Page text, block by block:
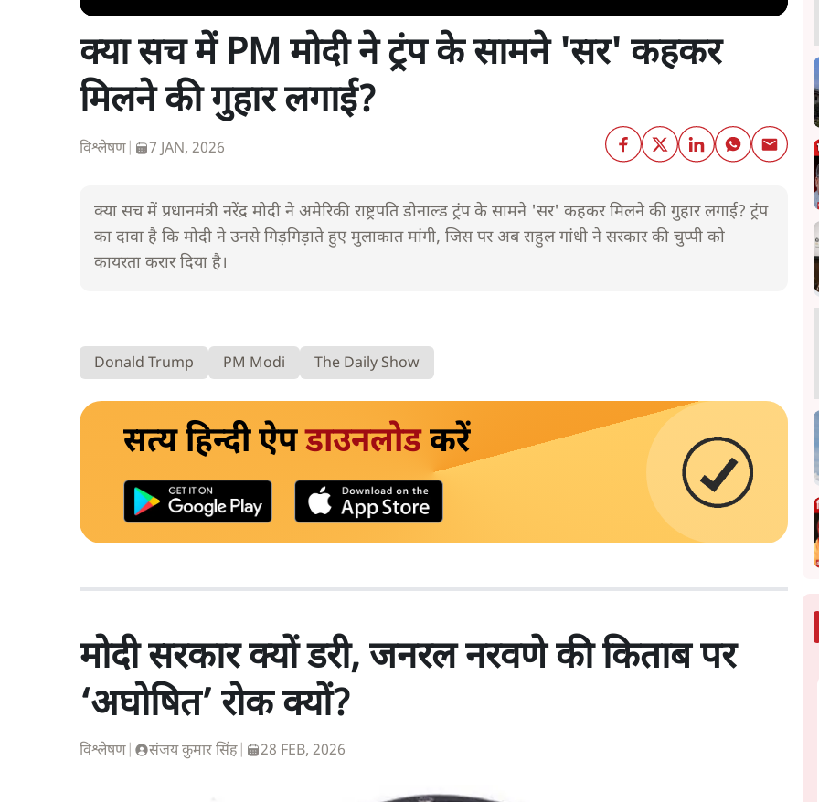
क्या सच में PM मोदी ने ट्रंप के सामने 'सर' कहकर
मिलने की गुहार लगाई?
विश्लेषण| 7 JAN, 2026
क्या सच में प्रधानमंत्री नरेंद्र मोदी ने अमेरिकी राष्ट्रपति डोनाल्ड ट्रंप के सामने 'सर' कहकर मिलने की गुहार लगाई? ट्रंप
का दावा है कि मोदी ने उनसे गिड़गिड़ाते हुए मुलाकात मांगी, जिस पर अब राहुल गांधी ने सरकार की चुप्पी को
कायरता करार दिया है।
Donald Trump PM Modi The Daily Show
सत्य हिन्दी ऐपडाउनलोडकरें
मोदी सरकार क्यों डरी, जनरल नरवणे की किताब पर
‘अघोषित’ रोक क्यों?
विश्लेषण संजय कुमार सिंह 28 FEB, 2026